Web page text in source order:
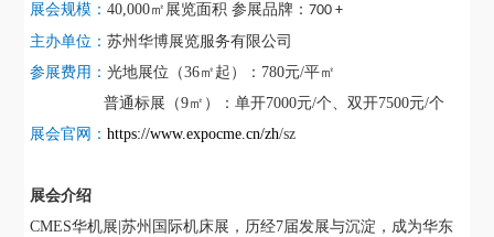
展会规模：40,000㎡展览面积参展品牌：700 +
主办单位 ：苏州华博展览服务有限公司
参展费用：光地展位（36㎡起）： 780元/平㎡
普通标展（9㎡）： 单开7000元/个 双开7500元/个
展会官网：https://www.expocme.cn/zh/sz
展会介绍
CMES华机展|苏州国际机床展，历经7届发展与沉淀，成为华东